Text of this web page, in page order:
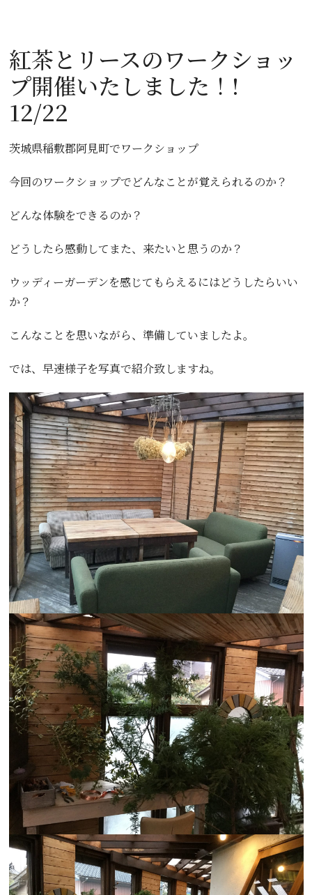
紅茶とリースのワークショッ
プ開催いたしました！!
12/22
茨城県稲敷郡阿見町でワークショップ
今回のワークショップでどんなことが覚えられるのか？
どんな体験をできるのか？
どうしたら感動してまた、来たいと思うのか？
ウッディーガーデンを感じてもらえるにはどうしたらいい
か？
こんなことを思いながら、準備していましたよ。
では、早速様子を写真で紹介致しますね。